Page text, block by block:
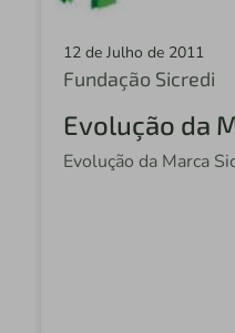
12 de Julho de 2011
Fundação Sicredi
Evolução da
Evolução da Marca